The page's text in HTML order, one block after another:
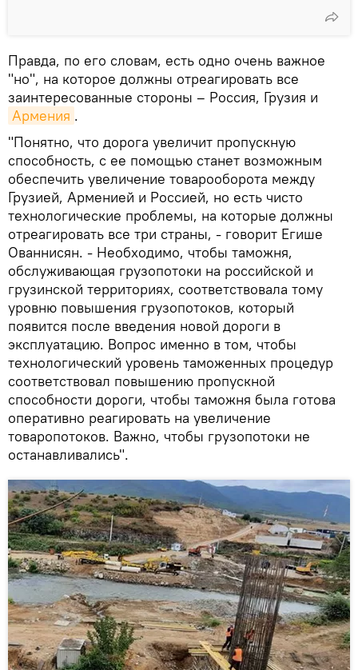
Правда, по его словам, есть одно очень важное
"но", на которое должны отреагировать все
заинтересованные стороны – Россия, Грузия и
Армения .
"Понятно, что дорога увеличит пропускную
способность, с ее помощью станет возможным
обеспечить увеличение товарооборота между
Грузией, Арменией и Россией, но есть чисто
технологические проблемы, на которые должны
отреагировать все три страны, - говорит Егише
Ованнисян. - Необходимо, чтобы таможня,
обслуживающая грузопотоки на российской и
грузинской территориях, соответствовала тому
уровню повышения грузопотоков, который
появится после введения новой дороги в
эксплуатацию. Вопрос именно в том, чтобы
технологический уровень таможенных процедур
соответствовал повышению пропускной
способности дороги, чтобы таможня была готова
оперативно реагировать на увеличение
товаропотоков. Важно, чтобы грузопотоки не
останавливались".